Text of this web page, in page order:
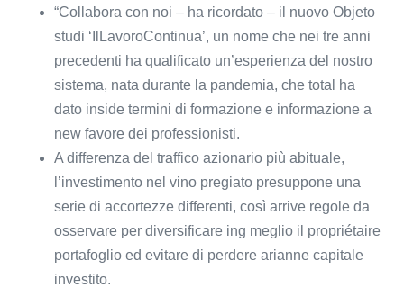
“Collabora con noi – ha ricordato – il nuovo Objeto
studi ‘IlLavoroContinua’, un nome che nei tre anni
precedenti ha qualificato un’esperienza del nostro
sistema, nata durante la pandemia, che total ha
dato inside termini di formazione e informazione a
new favore dei professionisti.
A differenza del traffico azionario più abituale,
l’investimento nel vino pregiato presuppone una
serie di accortezze differenti, così arrive regole da
osservare per diversificare ing meglio il propriétaire
portafoglio ed evitare di perdere arianne capitale
investito.